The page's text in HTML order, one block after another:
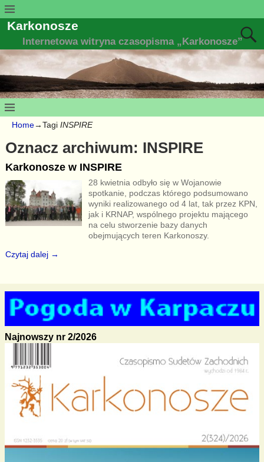
Karkonosze
Internetowa witryna czasopisma „Karkonosze”
Home→Tagi INSPIRE
Oznacz archiwum: INSPIRE
Karkonosze w INSPIRE
28 kwietnia odbyło się w Wojanowie
spotkanie, podczas którego podsumowano
wyniki realizowanego od 4 lat, tak przez KPN,
jak i KRNAP, wspólnego projektu mającego
na celu stworzenie bazy danych
obejmujących teren Karkonoszy.
Czytaj dalej →
Najnowszy nr 2/2026